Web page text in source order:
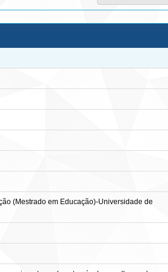
(Mestrado em Educação)-Universidade de